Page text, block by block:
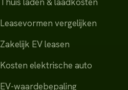
Leasevormen vergelijken
Zakelijk EV leasen
Kosten elektrische auto
EV-waardebepaling